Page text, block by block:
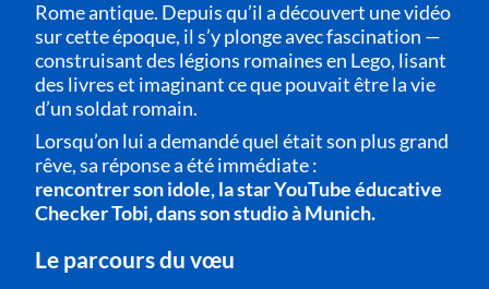
Rome antique. Depuis qu’il a découvert une vidéo
sur cette époque, il s’y plonge avec fascination —
construisant des légions romaines en Lego, lisant
des livres et imaginant ce que pouvait être la vie
d’un soldat romain.
Lorsqu’on lui a demandé quel était son plus grand
rêve, sa réponse a été immédiate :
rencontrer son idole, la star YouTube éducative
Checker Tobi, dans son studio à Munich.
Le parcours du vœu